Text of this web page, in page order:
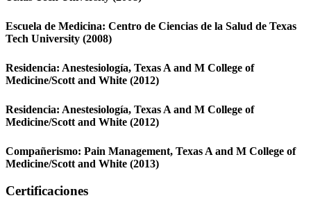
Escuela de Medicina: Centro de Ciencias de la Salud de Texas
Tech University (2008)
Residencia: Anestesiología, Texas A and M College of
Medicine/Scott and White (2012)
Residencia: Anestesiología, Texas A and M College of
Medicine/Scott and White (2012)
Compañerismo: Pain Management, Texas A and M College of
Medicine/Scott and White (2013)
Certificaciones